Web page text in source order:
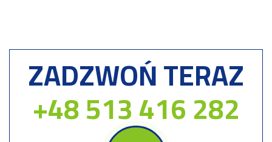
ZADZWOŃ TERAZ
+48 513 416 282